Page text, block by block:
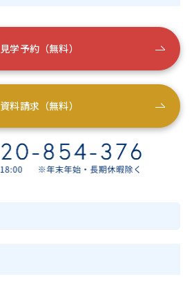
見学予約（無料）
資料請求（無料）